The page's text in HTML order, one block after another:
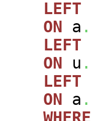
LEFT
ON a .
LEFT
ON u .
LEFT
ON a .
WHERE